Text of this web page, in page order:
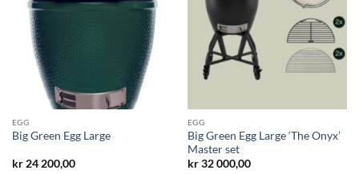
EGG
Big Green Egg Large
kr24 200,00
EGG
Big Green Egg Large ‘The Onyx’
Master set
kr32 000,00